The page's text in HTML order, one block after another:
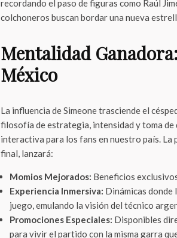
recordando el paso de figuras como Raúl
colchoneros buscan bordar una nueva
Mentalidad
México
La influencia de Simeone trasciende el
filosofía de estrategia, intensidad y toma de
interactiva para los fans en nuestro país. La
final, lanzará:
Momios Mejorados: Beneficios
Experiencia Inmersiva: Dinámicas donde
juego, emulando la visión del técnico
Promociones Especiales: Disponibles
para vivir el partido con la misma garra